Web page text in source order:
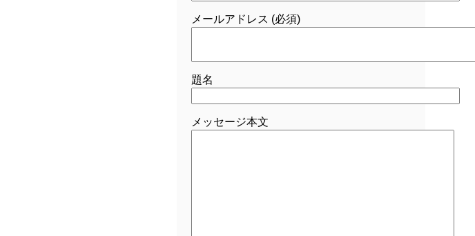
メールアドレス (必須)
題名
メッセージ本文